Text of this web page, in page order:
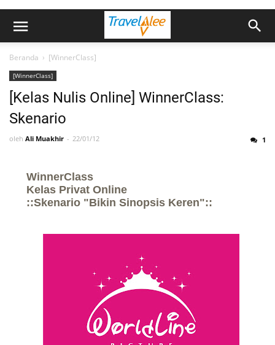
Beranda › [WinnerClass]
[WinnerClass]
[Kelas Nulis Online] WinnerClass:
Skenario
oleh Ali Muakhir 22/01/12 1
WinnerClass
Kelas Privat Online
::Skenario "Bikin Sinopsis Keren"::